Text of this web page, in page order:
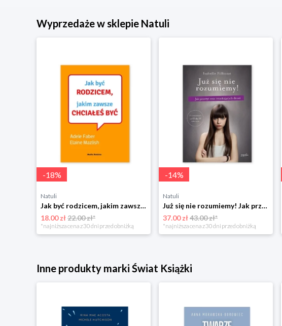
Wyprzedaże w sklepie Natuli
-18%
Natuli
Jak być rodzicem, jakim zawsze chciałeś być Media rodzina
18.00 zł22.00 zł*
*najniższa cena z 30 dni przed obniżką
-14%
Natuli
Już się nie rozumiemy! Jak przeżyć czas trzaskających drzwi Esprit
37.00 zł43.00 zł*
*najniższa cena z 30 dni przed obniżką
Inne produkty marki Świat Książki